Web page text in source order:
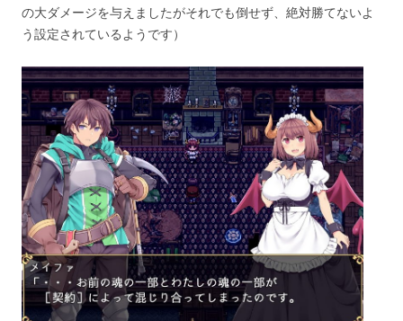
の大ダメージを与えましたがそれでも倒せず、絶対勝てないよ
う設定されているようです）